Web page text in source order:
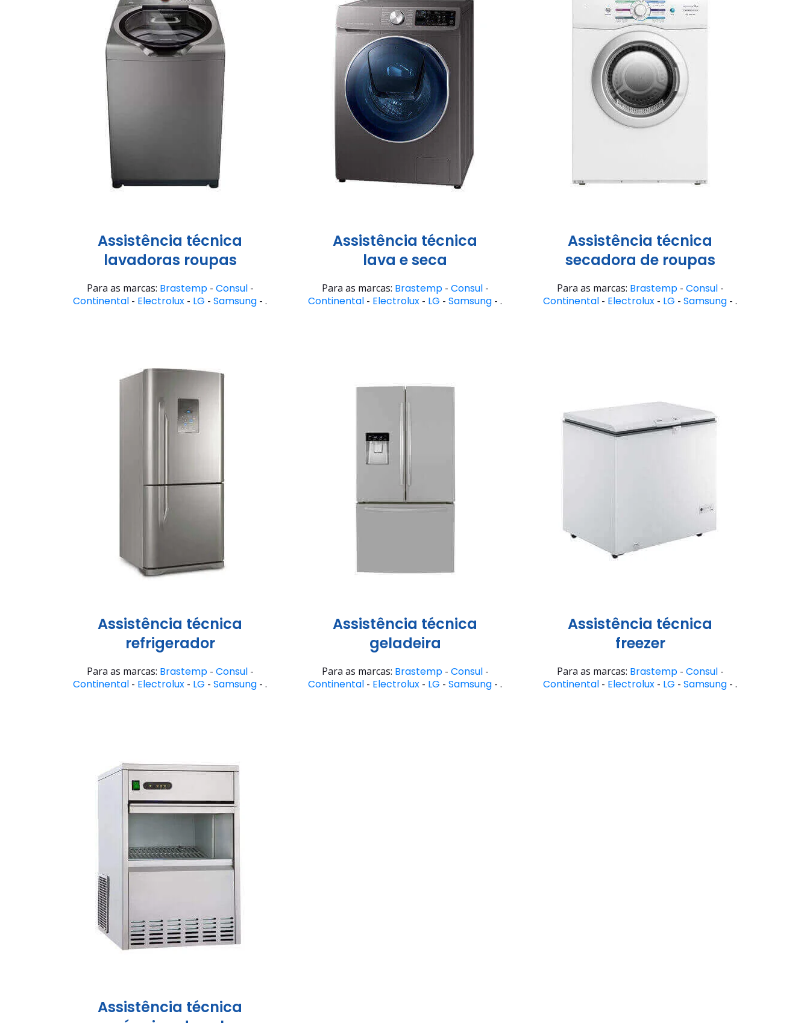
Assistência técnica
lavadoras roupas
Para as marcas: Brastemp- Consul-
Continental - Electrolux - LG - Samsung - .
Assistência técnica
lava e seca
Para as marcas: Brastemp- Consul-
Continental - Electrolux - LG - Samsung - .
Assistência técnica
secadora de roupas
Para as marcas: Brastemp- Consul-
Continental - Electrolux - LG - Samsung - .
Assistência técnica
refrigerador
Para as marcas: Brastemp- Consul-
Continental - Electrolux - LG - Samsung - .
Assistência técnica
geladeira
Para as marcas: Brastemp- Consul-
Continental - Electrolux - LG - Samsung - .
Assistência técnica
freezer
Para as marcas: Brastemp- Consul-
Continental - Electrolux - LG - Samsung - .
Assistência técnica